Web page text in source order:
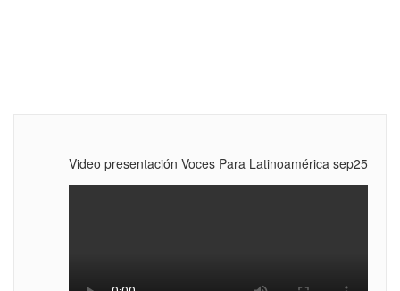
Video presentación Voces Para Latinoamérica sep25